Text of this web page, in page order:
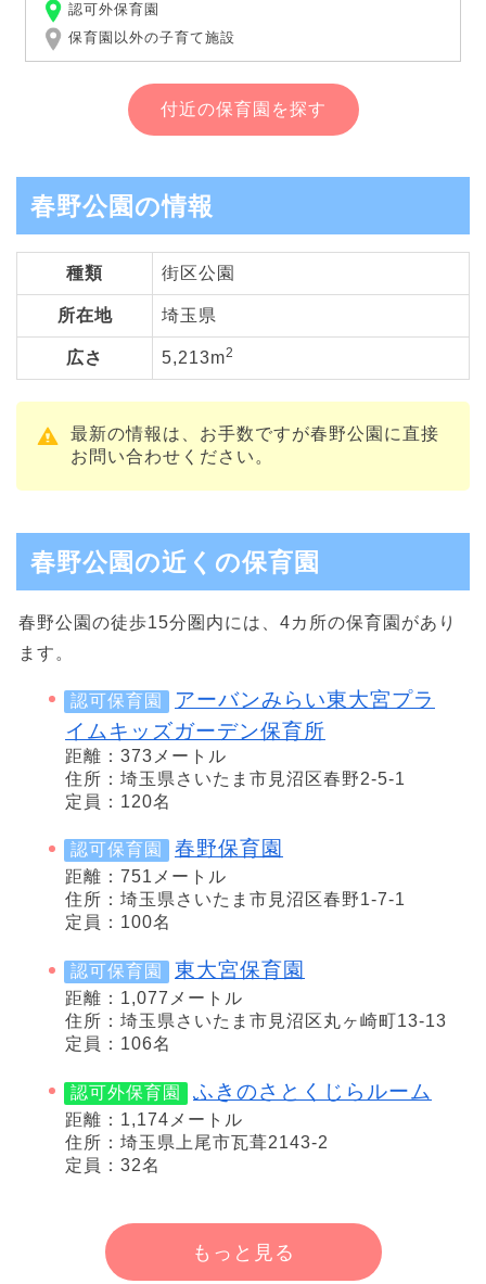
認可外保育園
保育園以外の子育て施設
付近の保育園を探す
春野公園の情報
種類 街区公園
所在地 埼玉県
広さ 5,213m2
最新の情報は、お手数ですが春野公園に直接
お問い合わせください。
春野公園の近くの保育園
春野公園の徒歩15分圏内には、4カ所の保育園があり
ます。
認可保育園
アーバンみらい東大宮プラ
イムキッズガーデン保育所
距離：373メートル
住所：埼玉県さいたま市見沼区春野2-5-1
定員：120名
認可保育園 春野保育園
距離：751メートル
住所：埼玉県さいたま市見沼区春野1-7-1
定員：100名
認可保育園 東大宮保育園
距離：1,077メートル
住所：埼玉県さいたま市見沼区丸ヶ崎町13-13
定員：106名
認可外保育園 ふきのさとくじらルーム
距離：1,174メートル
住所：埼玉県上尾市瓦葺2143-2
定員：32名
もっと見る